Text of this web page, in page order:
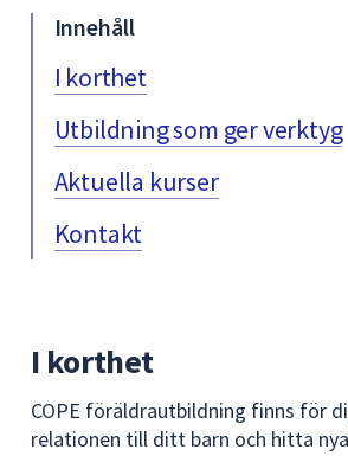
fältet.
Använd
piltangenterna
för
att
mellan
och
välja
av
dem.
Innehåll
I korthet
Utbildning som ger verktyg
Aktuella kurser
Kontakt
I korthet
COPE föräldrautbildning finns för
relationen till ditt barn och hitta